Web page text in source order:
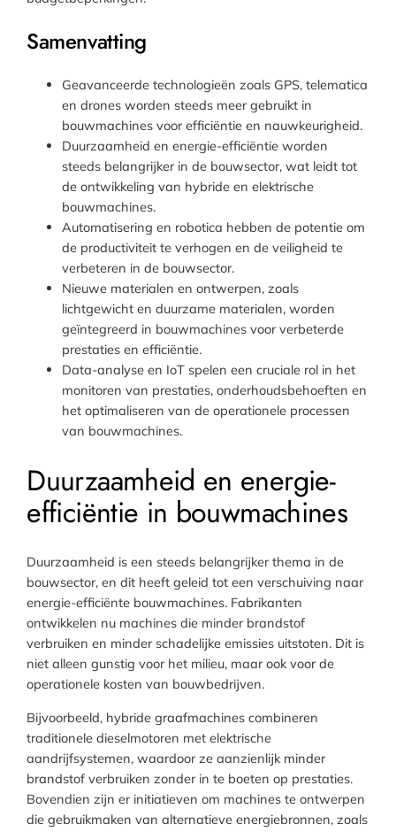
Samenvatting
Geavanceerde technologieën zoals GPS, telematica
en drones worden steeds meer gebruikt in
bouwmachines voor efficiëntie en nauwkeurigheid.
Duurzaamheid en energie-efficiëntie worden
steeds belangrijker in de bouwsector, wat leidt tot
de ontwikkeling van hybride en elektrische
bouwmachines.
Automatisering en robotica hebben de potentie om
de productiviteit te verhogen en de veiligheid te
verbeteren in de bouwsector.
Nieuwe materialen en ontwerpen, zoals
lichtgewicht en duurzame materialen, worden
geïntegreerd in bouwmachines voor verbeterde
prestaties en efficiëntie.
Data-analyse en IoT spelen een cruciale rol in het
monitoren van prestaties, onderhoudsbehoeften en
het optimaliseren van de operationele processen
van bouwmachines.
Duurzaamheid en energie-
efficiëntie in bouwmachines
Duurzaamheid is een steeds belangrijker thema in de
bouwsector, en dit heeft geleid tot een verschuiving naar
energie-efficiënte bouwmachines. Fabrikanten
ontwikkelen nu machines die minder brandstof
verbruiken en minder schadelijke emissies uitstoten. Dit is
niet alleen gunstig voor het milieu, maar ook voor de
operationele kosten van bouwbedrijven.
Bijvoorbeeld, hybride graafmachines combineren
traditionele dieselmotoren met elektrische
aandrijfsystemen, waardoor ze aanzienlijk minder
brandstof verbruiken zonder in te boeten op prestaties.
Bovendien zijn er initiatieven om machines te ontwerpen
die gebruikmaken van alternatieve energiebronnen, zoals